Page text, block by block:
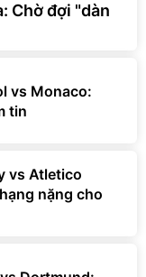
Chờ đợi "dàn
vs Monaco:
tin
vs Atletico
nặng cho